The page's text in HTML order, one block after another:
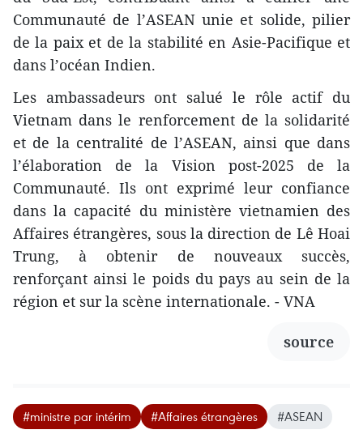
Communauté de l’ASEAN unie et solide, pilier
de la paix et de la stabilité en Asie-Pacifique et
dans l’océan Indien.
Les ambassadeurs ont salué le rôle actif du
Vietnam dans le renforcement de la solidarité
et de la centralité de l’ASEAN, ainsi que dans
l’élaboration de la Vision post-2025 de la
Communauté. Ils ont exprimé leur confiance
dans la capacité du ministère vietnamien des
Affaires étrangères, sous la direction de Lê Hoai
Trung, à obtenir de nouveaux succès,
renforçant ainsi le poids du pays au sein de la
région et sur la scène internationale. - VNA
source
#ministre par intérim #Affaires étrangères #ASEAN